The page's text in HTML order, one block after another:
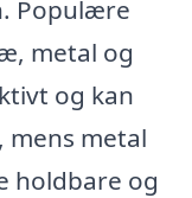
Populære
metal og
og kan
mens metal
holdbare og